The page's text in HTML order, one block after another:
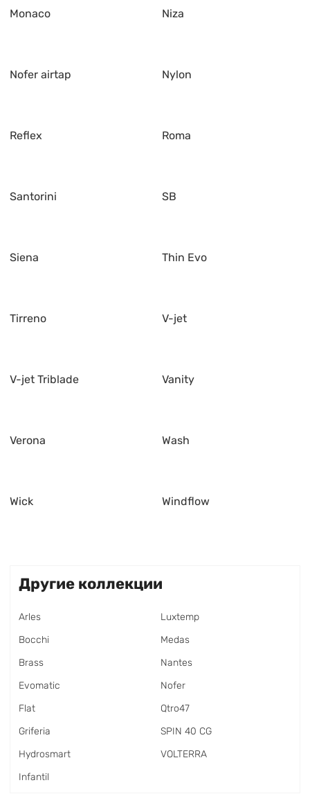
Monaco Niza
Nofer airtap Nylon
Reflex Roma
Santorini SB
Siena Thin Evo
Tirreno V-jet
V-jet Triblade Vanity
Verona Wash
Wick Windflow
Другие коллекции
Arles
Bocchi
Brass
Evomatic
Flat
Griferia
Hydrosmart
Infantil
Luxtemp
Medas
Nantes
Nofer
Qtro47
SPIN 40 CG
VOLTERRA